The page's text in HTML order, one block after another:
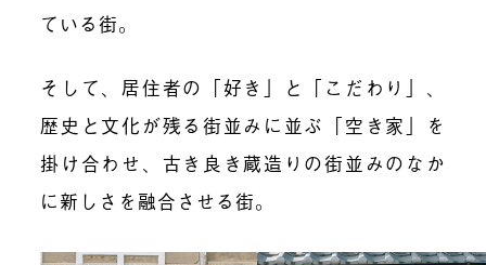
ている街。
そして、居住者の「好き」と「こだわり」、
歴史と文化が残る街並みに並ぶ「空き家」を
掛け合わせ、古き良き蔵造りの街並みのなか
に新しさを融合させる街。